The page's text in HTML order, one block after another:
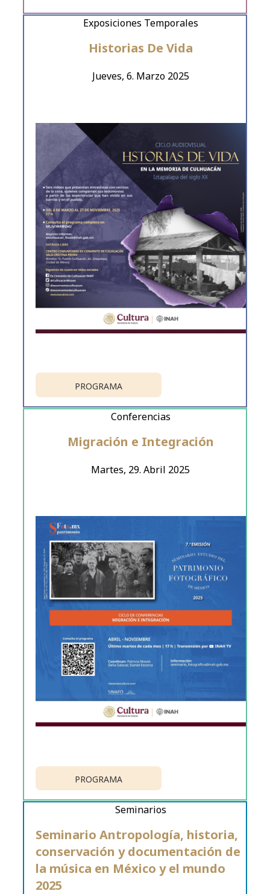
PROGRAMA
Jueves, 6. Marzo 2025
Historias De Vida
Exposiciones Temporales
PROGRAMA
Martes, 29. Abril 2025
Migración e Integración
Conferencias
Seminario Antropología, historia,
conservación y documentación de
la música en México y el mundo
2025
Seminarios